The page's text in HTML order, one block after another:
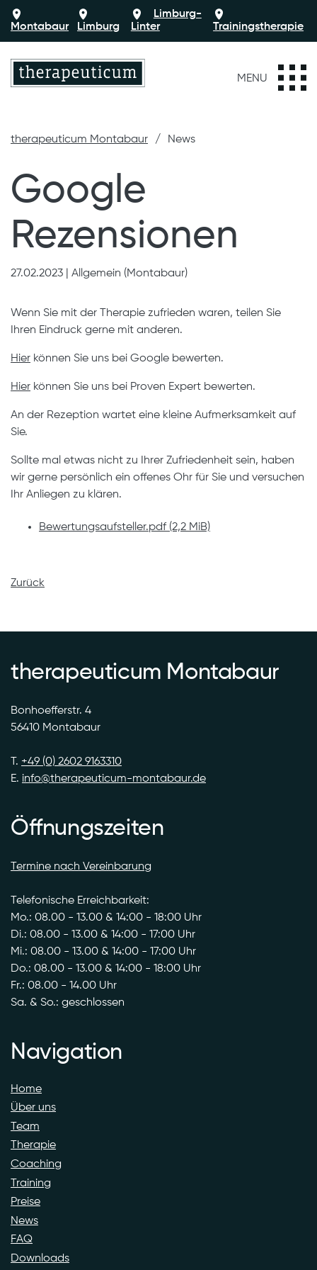
Montabaur Limburg
Limburg-
Linter
Trainingstherapie
MENU
therapeuticum Montabaur News
Google
Rezensionen
27.02.2023 Allgemein (Montabaur)
Wenn Sie mit der Therapie zufrieden waren, teilen Sie
Ihren Eindruck gerne mit anderen.
Hier können Sie uns bei Google bewerten.
Hier können Sie uns bei Proven Expert bewerten.
An der Rezeption wartet eine kleine Aufmerksamkeit auf
Sie.
Sollte mal etwas nicht zu Ihrer Zufriedenheit sein, haben
wir gerne persönlich ein offenes Ohr für Sie und versuchen
Ihr Anliegen zu klären.
Bewertungsaufsteller.pdf (2,2 MiB)
Zurück
therapeuticum Montabaur
Bonhoefferstr. 4
56410 Montabaur
T. +49 (0) 2602 9163310
E. info@therapeuticum-montabaur.de
Öffnungszeiten
Termine nach Vereinbarung
Telefonische Erreichbarkeit:
Mo.: 08.00 - 13.00 & 14:00 - 18:00 Uhr
Di.: 08.00 - 13.00 & 14:00 - 17:00 Uhr
Mi.: 08.00 - 13.00 & 14:00 - 17:00 Uhr
Do.: 08.00 - 13.00 & 14:00 - 18:00 Uhr
Fr.: 08.00 - 14.00 Uhr
Sa. & So.: geschlossen
Navigation
Home
Über uns
Team
Therapie
Coaching
Training
Preise
News
FAQ
Downloads